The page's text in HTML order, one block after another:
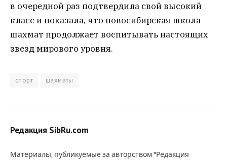
в очередной раз подтвердила свой высокий
класс и показала, что новосибирская школа
шахмат продолжает воспитывать настоящих
звезд мирового уровня.
спорт шахматы
Редакция SibRu.com
Материалы, публикуемые за авторством "Редакция